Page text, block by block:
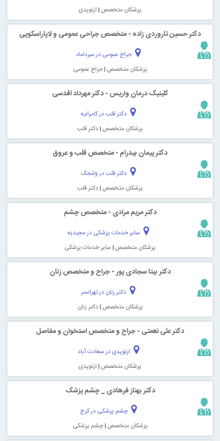
پزشکان متخصص | ارتوپدی
دکتر حسین تاروردی زاده - متخصص جراحی عمومی و لاپاراسکوپی
جراح عمومی در میرداماد
پزشکان متخصص |جراح عمومی
کلینیک درمان واریس - دکتر مهرداد اقدسی
دکتر قلب در کامرانیه
پزشکان متخصص |دکتر قلب
دکتر پیمان بیدرام - متخصص قلب و عروق
دکتر قلب در ولنجک
پزشکان متخصص |دکتر قلب
دکتر مریم مرادی - متخصص چشم
سایر خدمات پزشکی در مجیدیه
پزشکان متخصص | سایر خدمات پزشکی
دکتر بیتا سجادی پور - جراح و متخصص زنان
دکتر زنان در تهرانسر
پزشکان متخصص |دکتر زنان
دکتر علی نعمتی - جراح و متخصص استخوان و مفاصل
ارتوپدی در سعادت آباد
پزشکان متخصص | ارتوپدی
دکتر بهناز فرهادی _ چشم پزشک
چشم پزشکی در کرج
پزشکان متخصص |چشم پزشکی